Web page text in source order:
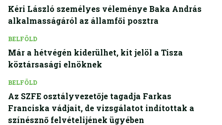
Kéri László személyes véleménye Baka András
alkalmasságáról az államfői posztra
BELFÖLD
Már a hétvégén kiderülhet, kit jelöl a Tisza
köztársasági elnöknek
BELFÖLD
Az SZFE osztályvezetője tagadja Farkas
Franciska vádjait, de vizsgálatot indítottak a
színésznő felvételijének ügyében